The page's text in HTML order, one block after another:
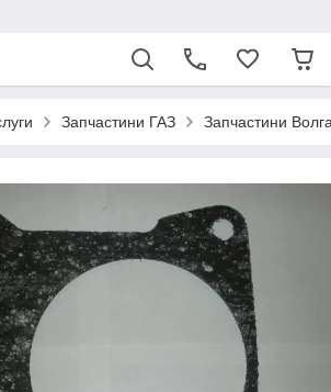
Запчастини ГАЗ Запчастини